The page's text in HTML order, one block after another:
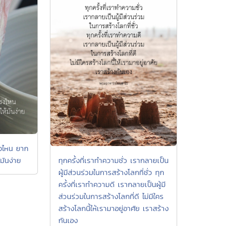
หน ยาก
นง่าย
ทุกครั้งที่เราทำความชั่ว เรากลายเป็น
ผู้มีส่วนร่วมในการสร้างโลกที่ชั่ว ทุก
ครั้งที่เราทำความดี เรากลายเป็นผู้มี
ส่วนร่วมในการสร้างโลกที่ดี ไม่มีใคร
สร้างโลกนี้ให้เรามาอยู่อาศัย เราสร้าง
กันเอง